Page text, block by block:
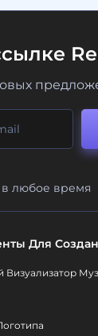
в любое время
Для
Визуализатор